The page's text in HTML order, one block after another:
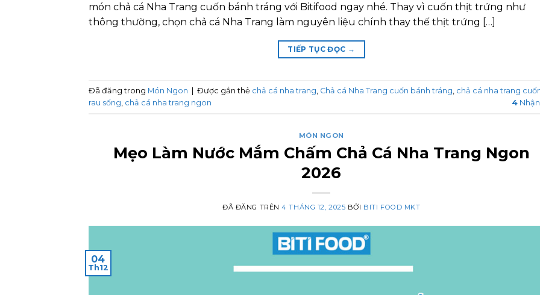
món chả cá Nha Trang cuốn bánh tráng với Bitifood ngay nhé. Thay vì cuốn thịt trứng như
thông thường, chọn chả cá Nha Trang làm nguyên liệu chính thay thế thịt trứng […]
TIẾP TỤC ĐỌC →
Đã đăng trong Món Ngon | Được gắn thẻ chả cá nha trang Chả cá Nha Trang cuốn bánh tráng chả cá nha trang
rau sống chả cá nha trang ngon 4
MÓN NGON
Mẹo Làm Nước Mắm Chấm Chả Cá Nha Trang Ngon
2026
ĐÃ ĐĂNG TRÊN4 THÁNG 12, 2025 BỞI BITI FOOD MKT
04
Th12